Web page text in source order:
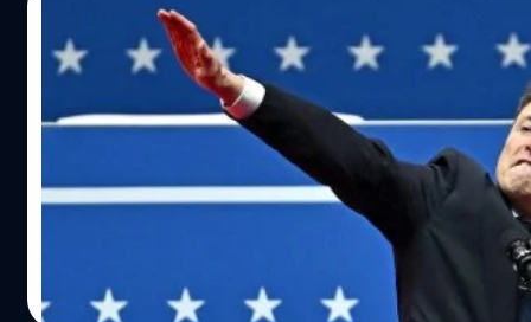
หุ้น Tesla ทะยานบวก 9.8% หลังกระทรวง
คมนาคมสหรัฐฯ เปิดกฎใหม่หนุนรถไร้คนขับ
TSLA พุ่งขึ้นแรงถึง 9.8% หลังจากระทรวงคมนาคมสหรัฐฯ
ประกาศกฎระเบียบใหม่สนับสนุนรถยนต์ไร้คนขับอย่างเป็น
ทางการ
Read More